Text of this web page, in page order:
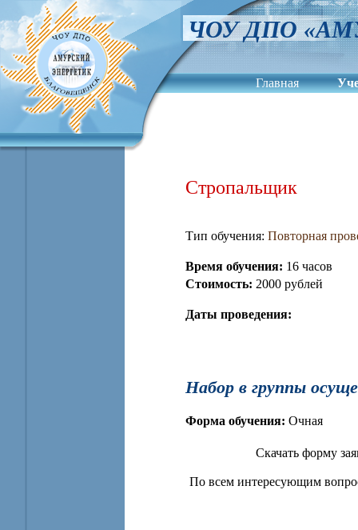
ЧОУ ДПО
Главная
Стропальщик
Тип обучения:Повторная
Время обучения: 16 часов
Стоимость: 2000 рублей
Даты проведения:
Набор в группы
Форма обучения: Очная
Скачать форму
По всем интересующим